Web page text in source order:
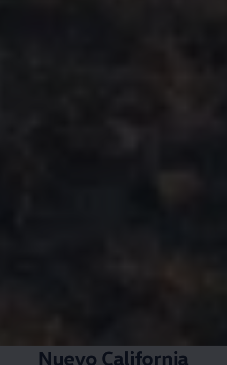
Nuevo California